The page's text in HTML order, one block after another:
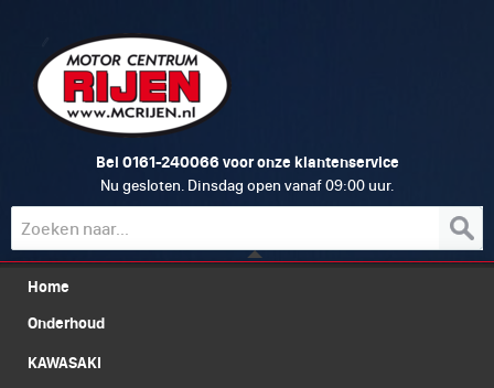
Bel 0161-240066 voor onze klantenservice
Nu gesloten. Dinsdag open vanaf 09:00 uur.
Home
Onderhoud
KAWASAKI